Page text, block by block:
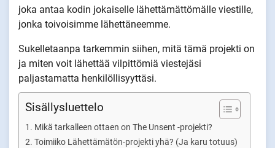
joka antaa kodin jokaiselle lähettämättömälle viestille,
jonka toivoisimme lähettäneemme.
Sukelletaanpa tarkemmin siihen, mitä tämä projekti on
ja miten voit lähettää vilpittömiä viestejäsi
paljastamatta henkilöllisyyttäsi.
Sisällysluettelo
Mikä tarkalleen ottaen on The Unsent -projekti?
Toimiiko Lähettämätön-projekti yhä? (Ja karu totuus)